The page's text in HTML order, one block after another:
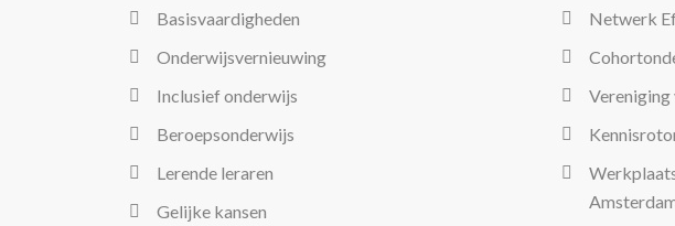
Basisvaardigheden
Onderwijsvernieuwing
Inclusief onderwijs
Beroepsonderwijs
Lerende leraren
Gelijke kansen
Netwerk